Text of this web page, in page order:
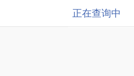
正在查询中